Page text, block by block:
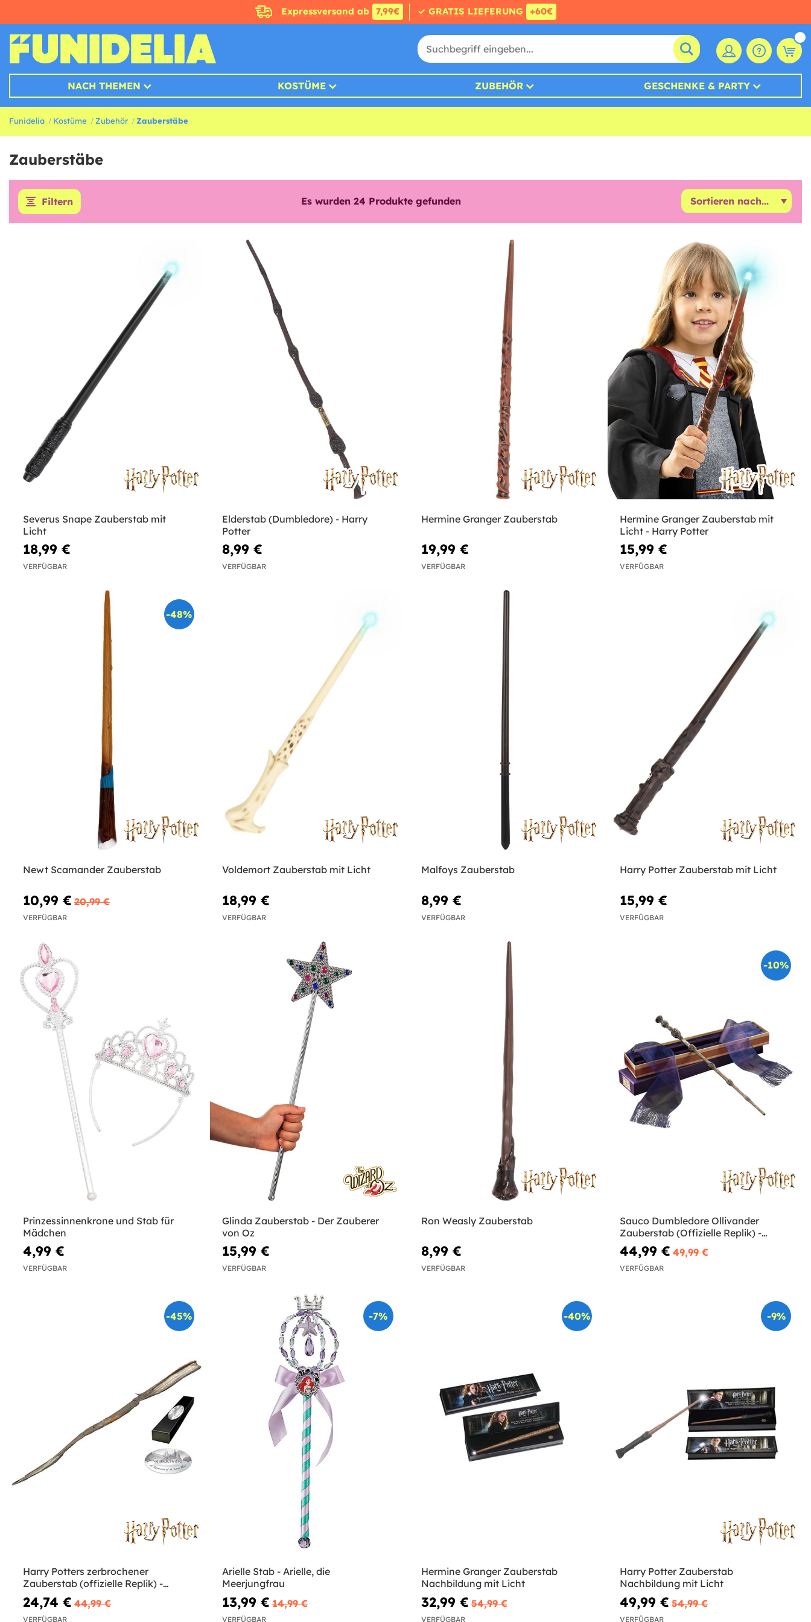
Expressversand ab 7,99€ ✓ GRATIS LIEFERUNG +60€
NACH THEMEN KOSTÜME ZUBEHÖR GESCHENKE & PARTY
Funidelia Kostüme Zubehör Zauberstäbe
Zauberstäbe
Filtern Es wurden 24 Produkte gefunden
Severus Snape Zauberstab mit
Licht
18,99 €
VERFÜGBAR
Elderstab (Dumbledore) - Harry
Potter
8,99 €
VERFÜGBAR
Hermine Granger Zauberstab
19,99 €
VERFÜGBAR
Hermine Granger Zauberstab mit
Licht - Harry Potter
15,99 €
VERFÜGBAR
-48%
Newt Scamander Zauberstab
10,99 € 20,99 €
VERFÜGBAR
Voldemort Zauberstab mit Licht
18,99 €
VERFÜGBAR
Malfoys Zauberstab
8,99 €
VERFÜGBAR
Harry Potter Zauberstab mit Licht
15,99 €
VERFÜGBAR
Prinzessinnenkrone und Stab für
Mädchen
4,99 €
VERFÜGBAR
Glinda Zauberstab - Der Zauberer
von Oz
15,99 €
VERFÜGBAR
Ron Weasly Zauberstab
8,99 €
VERFÜGBAR
-10%
Sauco Dumbledore Ollivander
Zauberstab (Offizielle Replik) -
Harry Potter
44,99 € 49,99 €
VERFÜGBAR
-45%
Harry Potters zerbrochener
Zauberstab (offizielle Replik) -
Harry Potter und die Heiligtümer
des Todes
24,74 € 44,99 €
VERFÜGBAR
-7%
Arielle Stab - Arielle, die
Meerjungfrau
13,99 € 14,99 €
VERFÜGBAR
-40%
Hermine Granger Zauberstab
Nachbildung mit Licht
32,99 € 54,99 €
VERFÜGBAR
-9%
Harry Potter Zauberstab
Nachbildung mit Licht
49,99 € 54,99 €
VERFÜGBAR